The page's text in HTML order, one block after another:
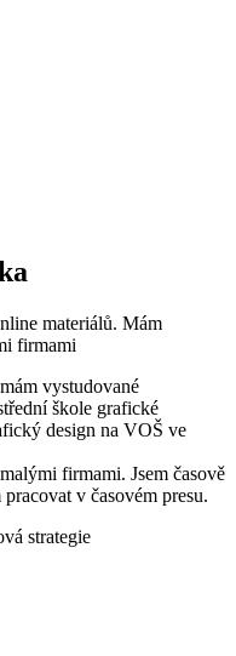
materiálů. Mám
firmami
vystudované
škole grafické
design na VOŠ ve
firmami. Jsem časově
v časovém presu.
strategie